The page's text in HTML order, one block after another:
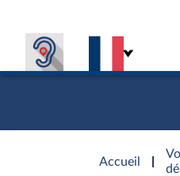
Accueil
d'accueil